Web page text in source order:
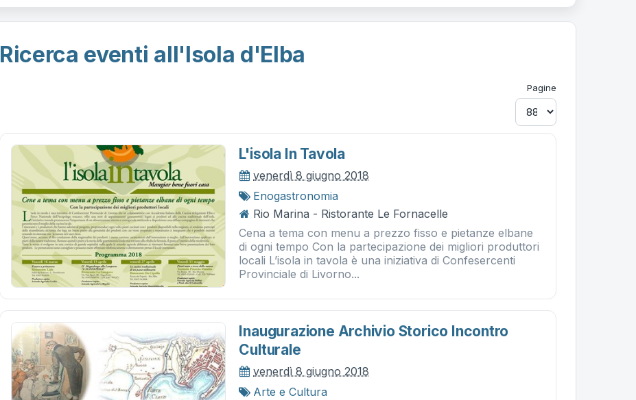
Ricerca eventi all'Isola d'Elba
Pagine
L'isola In Tavola
venerdì 8 giugno 2018
Enogastronomia
Rio Marina - Ristorante Le Fornacelle
Cena a tema con menu a prezzo fisso e pietanze elbane
di ogni tempo Con la partecipazione dei migliori produttori
locali L’isola in tavola è una iniziativa di Confesercenti
Provinciale di Livorno...
Inaugurazione Archivio Storico Incontro
Culturale
venerdì 8 giugno 2018
Arte e Cultura